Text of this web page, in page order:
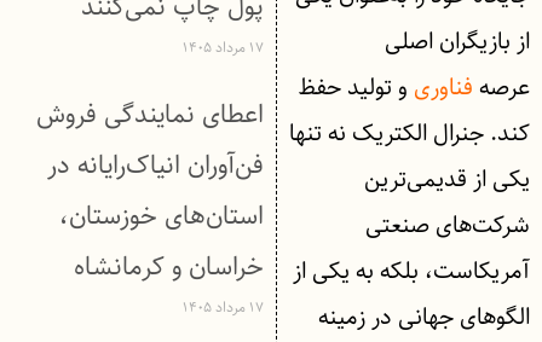
از بازیگران اصلی
عرصهفناوری و تولید حفظ
کند. جنرال الکتریک نه تنها
یکی از قدیمی‌ترین
شرکت‌های صنعتی
آمریکاست، بلکه به یکی از
الگوهای جهانی در زمینه
۱۷ مرداد ۱۴۰۵
اعطای نمایندگی فروش
فن‌آوران انیاک‌رایانه در
استان‌های خوزستان،
خراسان و کرمانشاه
۱۷ مرداد ۱۴۰۵